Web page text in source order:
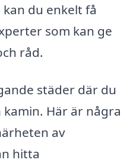
du enkelt få
som kan ge
råd.
städer där du
Här är några
av
hitta